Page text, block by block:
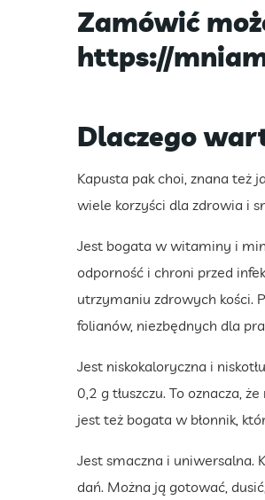
Zamówić
https://
Dlaczego
Kapusta pak choi, znana też
wiele korzyści dla zdrowia i
Jest bogata w witaminy i
odporność i chroni przed
utrzymaniu zdrowych kości.
folianów, niezbędnych dla
Jest niskokaloryczna i
0,2 g tłuszczu. To oznacza,
jest też bogata w błonnik,
Jest smaczna i uniwersalna.
dań. Można ją gotować,